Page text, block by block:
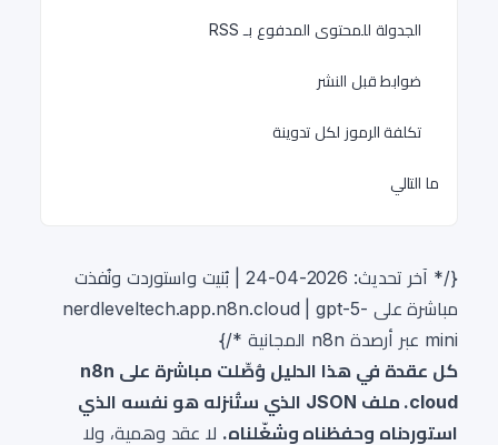
الجدولة للمحتوى المدفوع بـ RSS
ضوابط قبل النشر
تكلفة الرموز لكل تدوينة
ما التالي
{/* آخر تحديث: 2026-04-24 | بُنيت واستوردت ونُفذت
مباشرة على nerdleveltech.app.n8n.cloud | gpt-5-
mini عبر أرصدة n8n المجانية */}
كل عقدة في هذا الدليل وُصِّلت مباشرة على n8n
cloud. ملف JSON الذي ستُنزله هو نفسه الذي
استوردناه وحفظناه وشغّلناه. لا عقد وهمية، ولا